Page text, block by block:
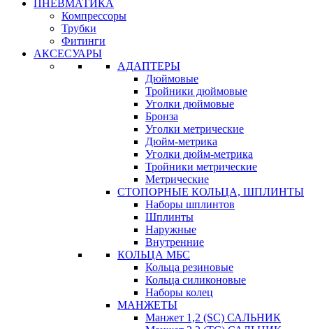
ПНЕВМАТИКА
Компрессоры
Трубки
Фитинги
АКСЕСУАРЫ
АДАПТЕРЫ
Дюймовые
Тройники дюймовые
Уголки дюймовые
Бронза
Уголки метрические
Дюйм-метрика
Уголки дюйм-метрика
Тройники метрические
Метрические
СТОПОРНЫЕ КОЛЬЦА, ШПЛИНТЫ
Наборы шплинтов
Шплинты
Наружные
Внутренние
КОЛЬЦА МБС
Кольца резиновые
Кольца силиконовые
Наборы колец
МАНЖЕТЫ
Манжет 1,2 (SC) САЛЬНИК